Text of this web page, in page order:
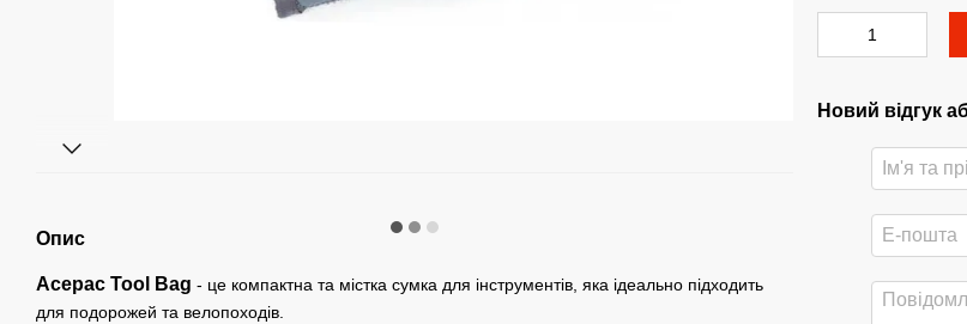
Опис
Acepac Tool Bag - це компактна та містка сумка для інструментів, яка ідеально підходить
для подорожей та велопоходів.
Новий відгук